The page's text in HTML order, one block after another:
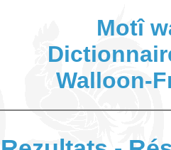
Motî
Walloon-